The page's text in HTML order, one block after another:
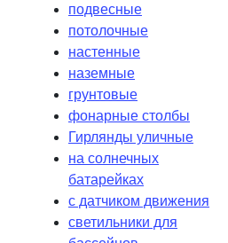
подвесные
потолочные
настенные
наземные
грунтовые
фонарные столбы
Гирлянды уличные
на солнечных
батарейках
с датчиком движения
светильники для